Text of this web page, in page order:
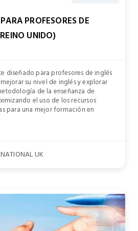
PROFESORES DE
UNIDO)
diseñado para profesores de inglés
su nivel de inglés y explorar
de la enseñanza de
el uso de los recursos
para una mejor formación en
UK